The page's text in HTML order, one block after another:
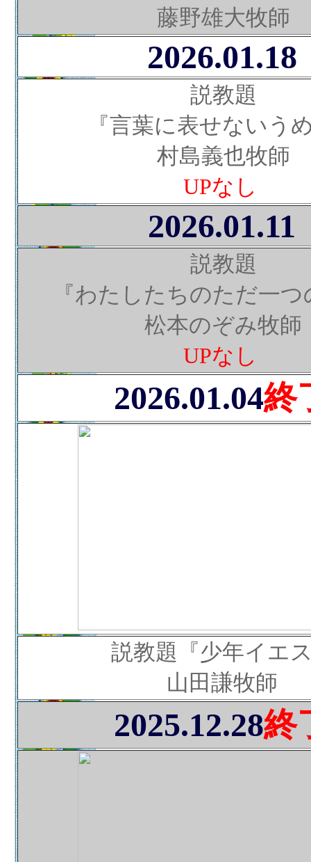
藤野雄大牧師
2026.01.18
説教題
『言葉に表せないう
村島義也牧師
UPなし
2026.01.11
説教題
『わたしたちのただ一
松本のぞみ牧師
UPなし
2026.01.04終
説教題『少年イエ
山田謙牧師
2025.12.28終